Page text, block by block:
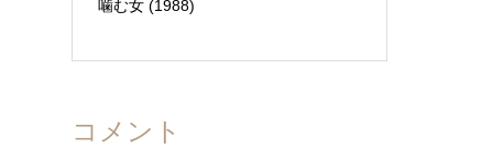
噛む女 (1988)
コメント